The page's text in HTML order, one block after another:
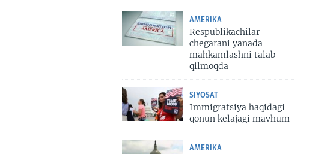
AMERIKA
Respublikachilar
chegarani yanada
mahkamlashni talab
qilmoqda
SIYOSAT
Immigratsiya haqidagi
qonun kelajagi mavhum
AMERIKA